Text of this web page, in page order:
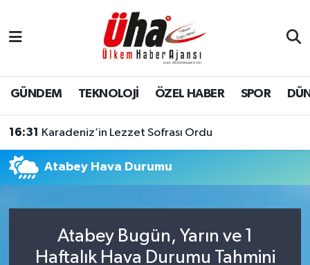
GÜNDEM TEKNOLOJİ ÖZEL HABER SPOR
16:31 Karadeniz’in Lezzet Sofrası Ordu
Atabey Hava Durumu
Atabey Bugün, Yarın ve 1
Haftalık Hava Durumu Tahmini
İstanbul Nöbetçi Eczaneler
İstanbul Hava Durumu
Tüm Manşetler